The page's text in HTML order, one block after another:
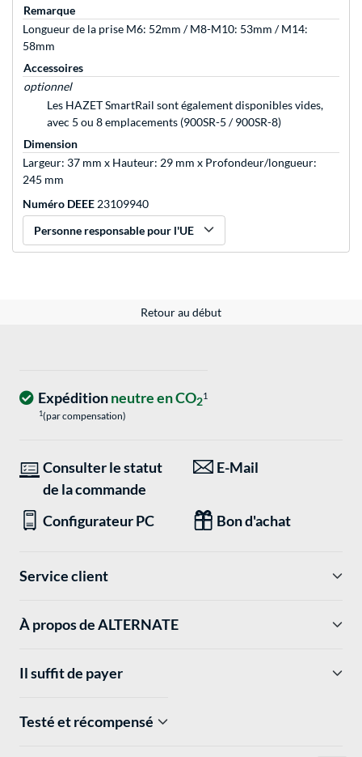
Remarque
Longueur de la prise M6: 52mm / M8-M10: 53mm / M14:
58mm
Accessoires
optionnel
Les HAZET SmartRail sont également disponibles vides,
avec 5 ou 8 emplacements (900SR-5 / 900SR-8)
Dimension
Largeur: 37 mm x Hauteur: 29 mm x Profondeur/longueur:
245 mm
Numéro DEEE 23109940
Personne responsable pour l'UE
Retour au début
Expéditionneutre en CO21
1(par compensation)
Consulter le statut
de la commande
E-Mail
Configurateur PC Bon d'achat
Service client
À propos de ALTERNATE
Il suffit de payer
Testé et récompensé